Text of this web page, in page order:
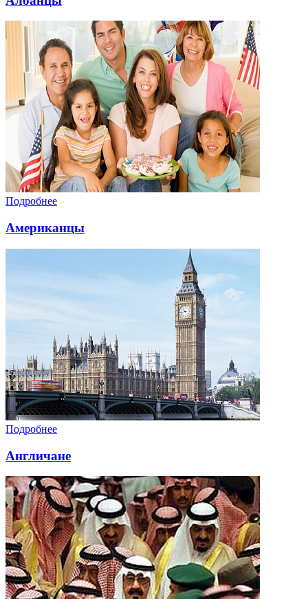
Подробнее
Американцы
Подробнее
Англичане